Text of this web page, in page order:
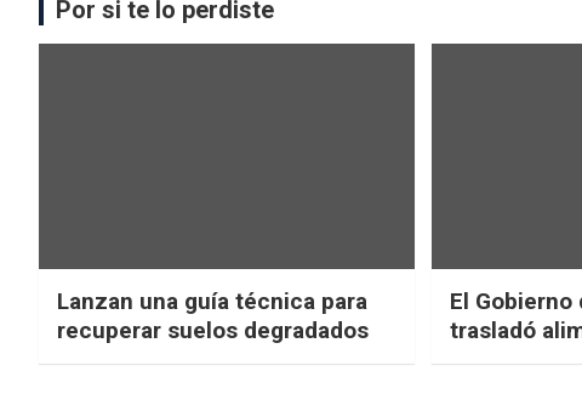
Por si te lo perdiste
Lanzan una guía técnica para
recuperar suelos degradados
El Gobierno
trasladó